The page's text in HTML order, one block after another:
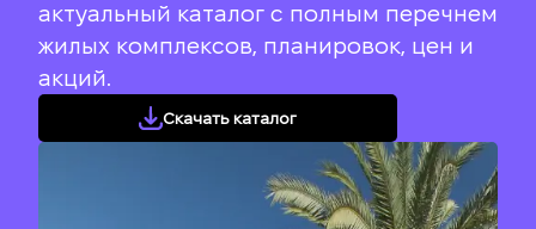
актуальный каталог с полным перечнем
жилых комплексов, планировок, цен и
акций.
Скачать каталог